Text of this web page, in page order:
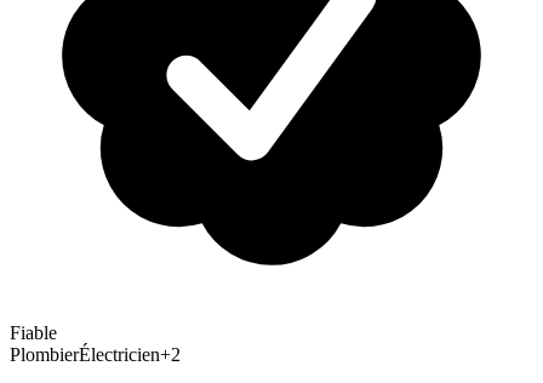
Fiable
PlombierÉlectricien+2